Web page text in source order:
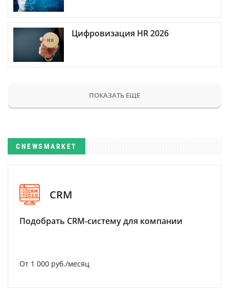
Цифровизация HR 2026
ПОКАЗАТЬ ЕЩЕ
CNEWSMARKET
CRM
Подобрать CRM-систему для компании
От 1 000 руб./месяц